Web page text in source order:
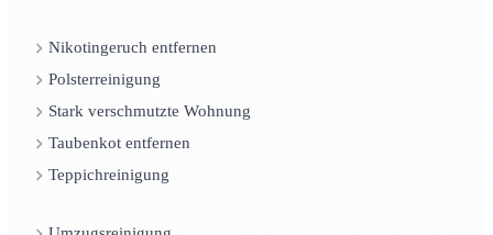
Nikotingeruch entfernen
Polsterreinigung
Stark verschmutzte Wohnung
Taubenkot entfernen
Teppichreinigung